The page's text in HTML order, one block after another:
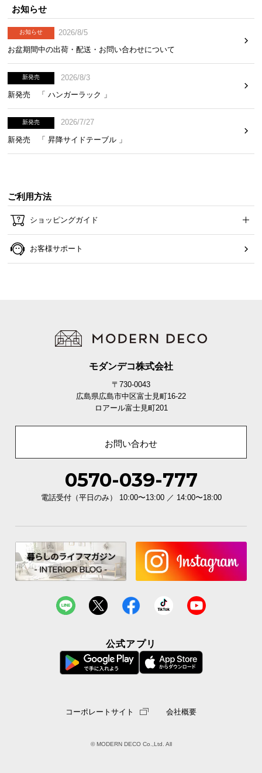
お知らせ
お知らせ
2026/8/5
お盆期間中の出荷・配送・お問い合わせについて
新発売
2026/8/3
新発売 「 ハンガーラック 」
新発売
2026/7/27
新発売 「 昇降サイドテーブル 」
ご利用方法
ショッピングガイド
お客様サポート
モダンデコ株式会社
〒730-0043
広島県広島市中区富士見町16-22
ロアール富士見町201
お問い合わせ
0570-039-777
電話受付（平日のみ） 10:00〜13:00 ／ 14:00〜18:00
公式アプリ
コーポレートサイト 会社概要
© MODERN DECO Co.,Ltd. All